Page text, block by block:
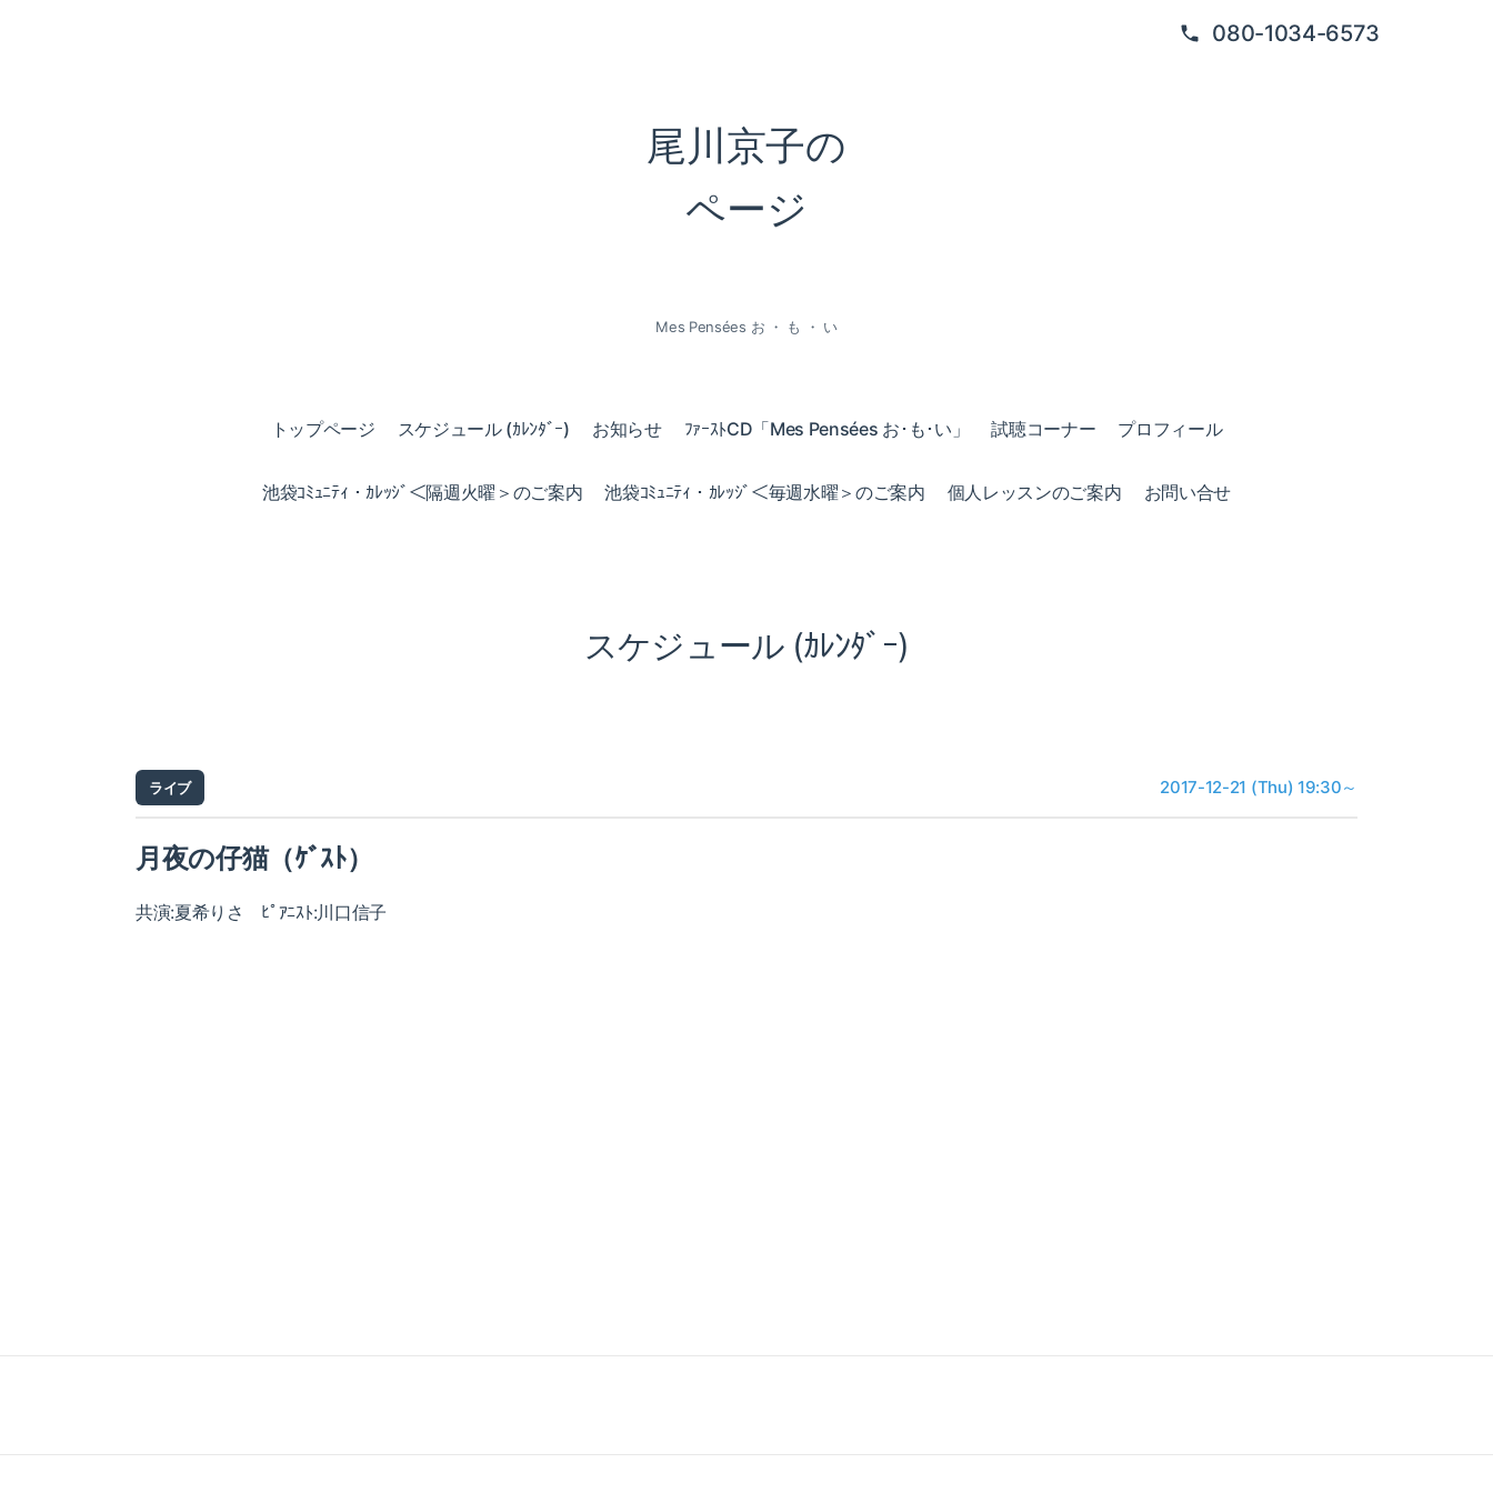
080-1034-6573
尾川京子の
ページ
Mes Pensées お ・ も ・ い
トップページ スケジュール (ｶﾚﾝﾀﾞｰ) お知らせ ﾌｧｰｽﾄCD「Mes Pensées お･も･い」 試聴コーナー プロフィール
池袋ｺﾐｭﾆﾃｨ・ｶﾚｯｼﾞ＜隔週火曜＞のご案内 池袋ｺﾐｭﾆﾃｨ・ｶﾚｯｼﾞ＜毎週水曜＞のご案内 個人レッスンのご案内 お問い合せ
スケジュール (ｶﾚﾝﾀﾞｰ)
ライブ 2017-12-21 (Thu) 19:30～
月夜の仔猫（ｹﾞｽﾄ）
共演:夏希りさ ﾋﾟｱﾆｽﾄ:川口信子